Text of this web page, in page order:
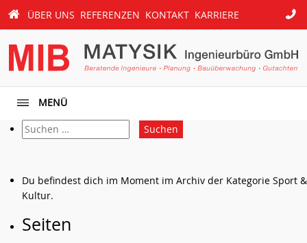
START
ÜBER UNS REFERENZEN KONTAKT KARRIERE
069
/
13
72
-0
MENÜ
Suche
nach:
Du befindest dich im Moment im Archiv der Kategorie Sport &
Kultur.
Seiten